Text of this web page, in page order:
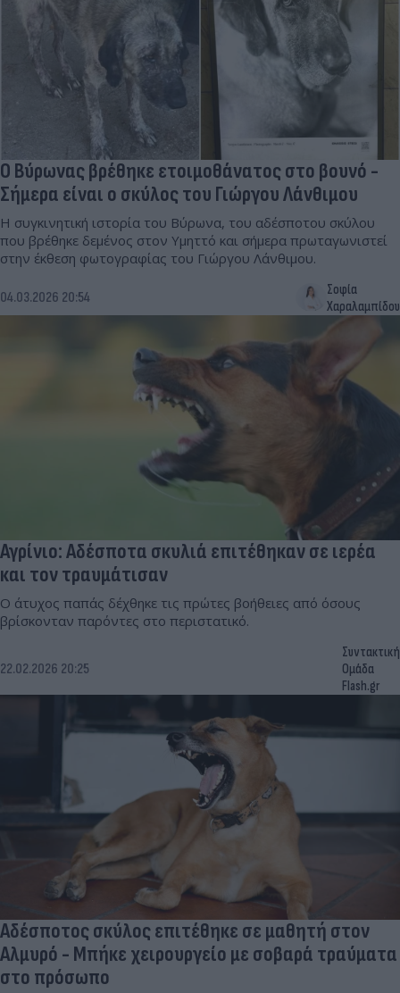
Ο Βύρωνας βρέθηκε ετοιμοθάνατος στο βουνό -
Σήμερα είναι ο σκύλος του Γιώργου Λάνθιμου
Η συγκινητική ιστορία του Βύρωνα, του αδέσποτου σκύλου
που βρέθηκε δεμένος στον Υμηττό και σήμερα πρωταγωνιστεί
στην έκθεση φωτογραφίας του Γιώργου Λάνθιμου.
04.03.2026 20:54
Σοφία
Χαραλαμπίδου
Αγρίνιο: Αδέσποτα σκυλιά επιτέθηκαν σε ιερέα
και τον τραυμάτισαν
Ο άτυχος παπάς δέχθηκε τις πρώτες βοήθειες από όσους
βρίσκονταν παρόντες στο περιστατικό.
22.02.2026 20:25
Συντακτική
Ομάδα
Flash.gr
Αδέσποτος σκύλος επιτέθηκε σε μαθητή στον
Αλμυρό - Μπήκε χειρουργείο με σοβαρά τραύματα
στο πρόσωπο